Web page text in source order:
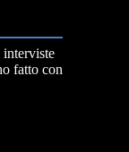
interviste
fatto con